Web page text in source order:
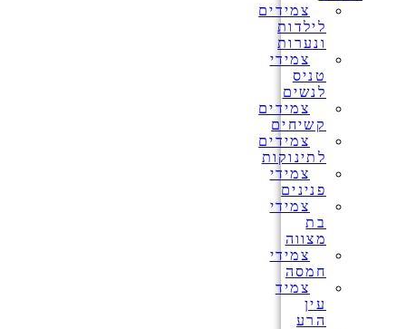
צמידים
לילדות
ונערות
צמידי
טניס
לנשים
צמידים
קשיחים
צמידים
לתינוקות
צמידי
פנינים
צמידי
בת
מצווה
צמידי
חמסה
צמיד
עין
הרע